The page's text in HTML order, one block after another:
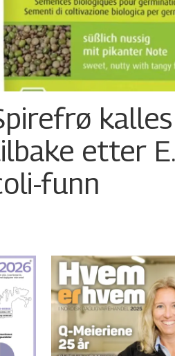
kalles
etter E.
funn